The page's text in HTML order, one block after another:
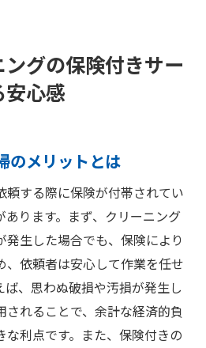
グの保険付きサー
心感
のメリットとは
頼する際に保険が付帯されてい
ります。まず、クリーニング
生した場合でも、保険により
、依頼者は安心して作業を任せ
、思わぬ破損や汚損が発生し
されることで、余計な経済的負
利点です。また、保険付きの